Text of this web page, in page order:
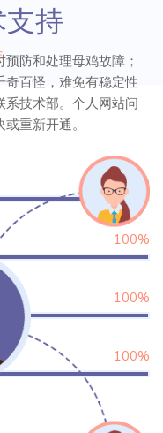
持
防和处理母鸡故障；
奇百怪，难免有稳定性
技术部。个人网站问
重新开通。
99.9%
100%
100%
100%